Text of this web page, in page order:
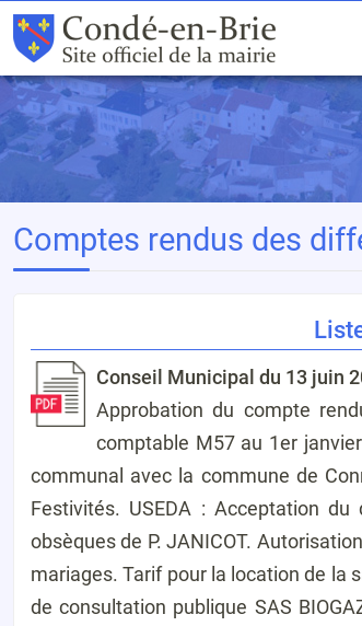
Comptes rendus des
Conseil Municipal du 13 juin
Approbation du compte
comptable M57 au 1er
communal avec la commune de
Festivités. USEDA : Acceptation
obsèques de P. JANICOT.
mariages. Tarif pour la location de la
de consultation publique SAS